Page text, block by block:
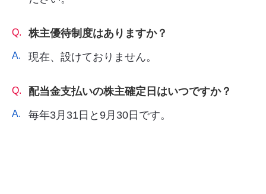
Q. 株主優待制度はありますか？
A. 現在、設けておりません。
Q. 配当金支払いの株主確定日はいつですか？
A. 毎年3月31日と9月30日です。